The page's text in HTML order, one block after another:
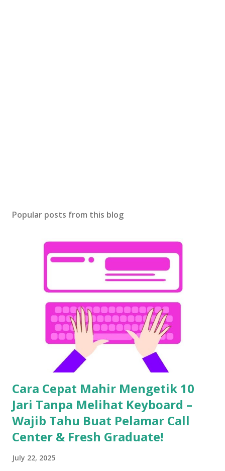
Popular posts from this blog
Cara Cepat Mahir Mengetik 10
Jari Tanpa Melihat Keyboard –
Wajib Tahu Buat Pelamar Call
Center & Fresh Graduate!
July 22, 2025